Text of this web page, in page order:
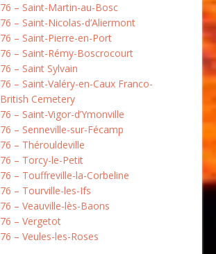
76 – Saint-Martin-au-Bosc
76 – Saint-Nicolas-d’Aliermont
76 – Saint-Pierre-en-Port
76 – Saint-Rémy-Boscrocourt
76 – Saint Sylvain
76 – Saint-Valéry-en-Caux Franco-
British Cemetery
76 – Saint-Vigor-d’Ymonville
76 – Senneville-sur-Fécamp
76 – Thérouldeville
76 – Torcy-le-Petit
76 – Touffreville-la-Corbeline
76 – Tourville-les-Ifs
76 – Veauville-lès-Baons
76 – Vergetot
76 – Veules-les-Roses